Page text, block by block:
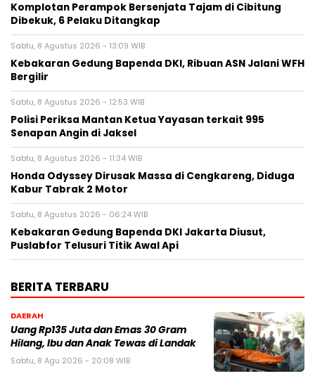
Komplotan Perampok Bersenjata Tajam di Cibitung
Dibekuk, 6 Pelaku Ditangkap
Sabtu, 8 Agustus 2026 - 13:09 WIB
Kebakaran Gedung Bapenda DKI, Ribuan ASN Jalani WFH
Bergilir
Sabtu, 8 Agustus 2026 - 12:53 WIB
Polisi Periksa Mantan Ketua Yayasan terkait 995
Senapan Angin di Jaksel
Sabtu, 8 Agustus 2026 - 11:34 WIB
Honda Odyssey Dirusak Massa di Cengkareng, Diduga
Kabur Tabrak 2 Motor
Sabtu, 8 Agustus 2026 - 06:24 WIB
Kebakaran Gedung Bapenda DKI Jakarta Diusut,
Puslabfor Telusuri Titik Awal Api
BERITA TERBARU
DAERAH
Uang Rp135 Juta dan Emas 30 Gram
Hilang, Ibu dan Anak Tewas di Landak
Sabtu, 8 Agu 2026 - 20:08 WIB